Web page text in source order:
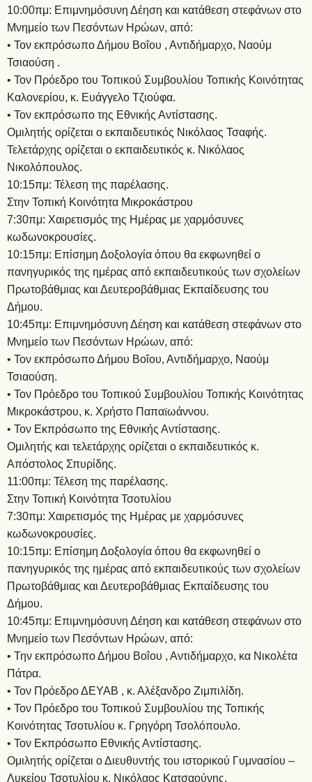
10:00πμ: Επιμνημόσυνη Δέηση και κατάθεση στεφάνων στο
Μνημείο των Πεσόντων Ηρώων, από:
• Τον εκπρόσωπο Δήμου Βοΐου , Αντιδήμαρχο, Ναούμ
Τσιαούση .
• Τον Πρόεδρο του Τοπικού Συμβουλίου Τοπικής Κοινότητας
Καλονερίου, κ. Ευάγγελο Τζιούφα.
• Τον εκπρόσωπο της Εθνικής Αντίστασης.
Ομιλητής ορίζεται ο εκπαιδευτικός Νικόλαος Τσαφής.
Τελετάρχης ορίζεται ο εκπαιδευτικός κ. Νικόλαος
Νικολόπουλος.
10:15πμ: Τέλεση της παρέλασης.
Στην Τοπική Κοινότητα Μικροκάστρου
7:30πμ: Χαιρετισμός της Ημέρας με χαρμόσυνες
κωδωνοκρουσίες.
10:15πμ: Επίσημη Δοξολογία όπου θα εκφωνηθεί ο
πανηγυρικός της ημέρας από εκπαιδευτικούς των σχολείων
Πρωτοβάθμιας και Δευτεροβάθμιας Εκπαίδευσης του
Δήμου.
10:45πμ: Επιμνημόσυνη Δέηση και κατάθεση στεφάνων στο
Μνημείο των Πεσόντων Ηρώων, από:
• Τον εκπρόσωπο Δήμου Βοΐου, Αντιδήμαρχο, Ναούμ
Τσιαούση.
• Τον Πρόεδρο του Τοπικού Συμβουλίου Τοπικής Κοινότητας
Μικροκάστρου, κ. Χρήστο Παπαïωάννου.
• Τον Εκπρόσωπο της Εθνικής Αντίστασης.
Ομιλητής και τελετάρχης ορίζεται ο εκπαιδευτικός κ.
Απόστολος Σπυρίδης.
11:00πμ: Τέλεση της παρέλασης.
Στην Τοπική Κοινότητα Τσοτυλίου
7:30πμ: Χαιρετισμός της Ημέρας με χαρμόσυνες
κωδωνοκρουσίες.
10:15πμ: Επίσημη Δοξολογία όπου θα εκφωνηθεί ο
πανηγυρικός της ημέρας από εκπαιδευτικούς των σχολείων
Πρωτοβάθμιας και Δευτεροβάθμιας Εκπαίδευσης του
Δήμου.
10:45πμ: Επιμνημόσυνη Δέηση και κατάθεση στεφάνων στο
Μνημείο των Πεσόντων Ηρώων, από:
• Την εκπρόσωπο Δήμου Βοΐου , Αντιδήμαρχο, κα Νικολέτα
Πάτρα.
• Τον Πρόεδρο ΔΕΥΑΒ , κ. Αλέξανδρο Ζιμπιλίδη.
• Τον Πρόεδρο του Τοπικού Συμβουλίου της Τοπικής
Κοινότητας Τσοτυλίου κ. Γρηγόρη Τσολόπουλο.
• Τον Εκπρόσωπο Εθνικής Αντίστασης.
Ομιλητής ορίζεται ο Διευθυντής του ιστορικού Γυμνασίου –
Λυκείου Τσοτυλίου κ. Νικόλαος Κατσαούνης.